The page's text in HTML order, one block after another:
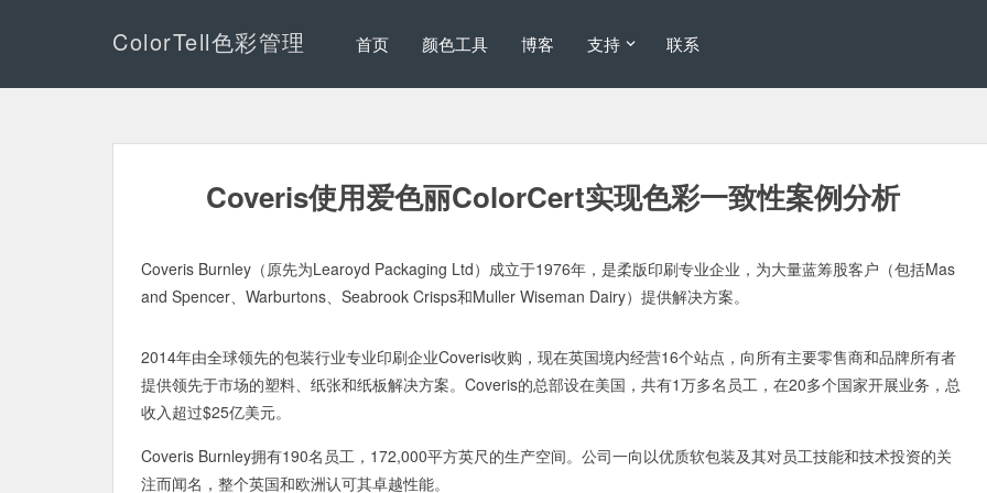
ColorTell色彩管理 首页 颜色工具 博客 支持 联系
Coveris使用爱色丽ColorCert实现色彩一致性案例分析
Coveris Burnley（原先为Learoyd Packaging Ltd）成立于1976年，是柔版印刷专业企业，为大量蓝筹股客户（包括Mas
and Spencer、Warburtons、Seabrook Crisps和Muller Wiseman Dairy）提供解决方案。
2014年由全球领先的包装行业专业印刷企业Coveris收购，现在英国境内经营16个站点，向所有主要零售商和品牌所有者
提供领先于市场的塑料、纸张和纸板解决方案。Coveris的总部设在美国，共有1万多名员工，在20多个国家开展业务，总
收入超过$25亿美元。
Coveris Burnley拥有190名员工，172,000平方英尺的生产空间。公司一向以优质软包装及其对员工技能和技术投资的关
注而闻名，整个英国和欧洲认可其卓越性能。